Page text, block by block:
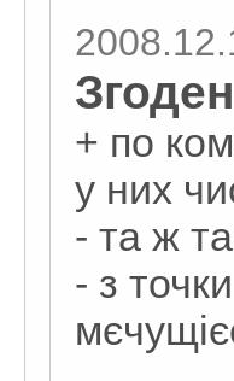
+ по
у них
- та ж
- з